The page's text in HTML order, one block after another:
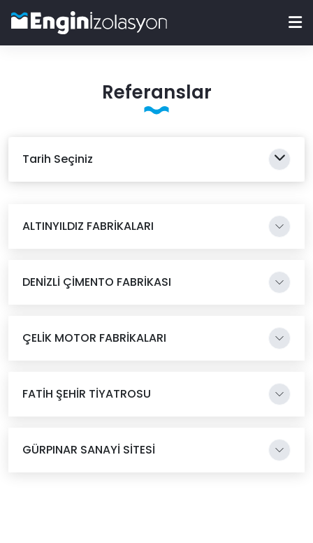
Referanslar
Tarih Seçiniz
ALTINYILDIZ FABRİKALARI
DENİZLİ ÇİMENTO FABRİKASI
ÇELİK MOTOR FABRİKALARI
FATİH ŞEHİR TİYATROSU
GÜRPINAR SANAYİ SİTESİ